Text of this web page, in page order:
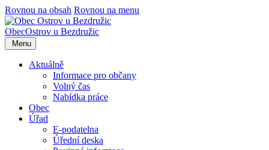
Rovnou na obsah Rovnou na menu
ObecOstrov u Bezdružic
Menu
Aktuálně
Informace pro občany
Volný čas
Nabídka práce
Obec
Úřad
E-podatelna
Úřední deska